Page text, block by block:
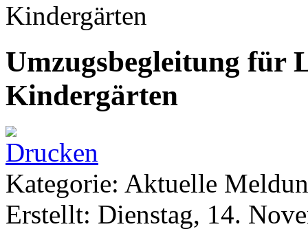
Kindergärten
Umzugsbegleitung für
Kindergärten
Kategorie: Aktuelle
Erstellt: Dienstag, 14.